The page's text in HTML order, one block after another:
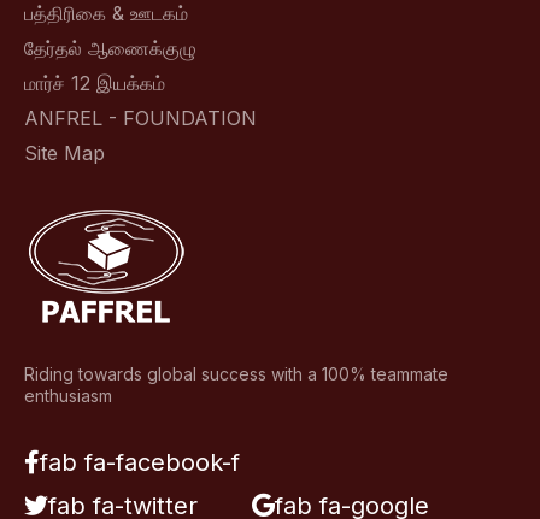
பத்திரிகை & ஊடகம்
தேர்தல் ஆணைக்குழு
மார்ச் 12 இயக்கம்
ANFREL - FOUNDATION
Site Map
Riding towards global success with a 100% teammate
enthusiasm
fab fa-facebook-f
fab fa-twitter
fab fa-google